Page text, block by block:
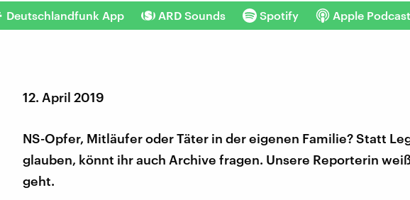
Deutschlandfunk App ARD Sounds Spotify Apple
12. April 2019
NS-Opfer, Mitläufer oder Täter in der eigenen Familie? Statt
glauben, könnt ihr auch Archive fragen. Unsere Reporterin
geht.